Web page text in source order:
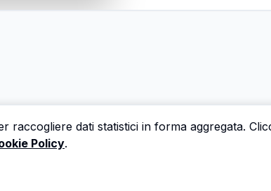
raccogliere dati statistici in forma aggregata.
Policy.